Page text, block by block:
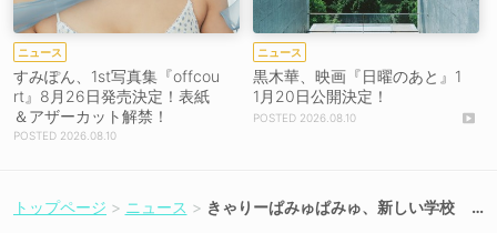
ニュース
すみぽん、1st写真集『offcou
rt』8月26日発売決定！表紙
＆アザーカット解禁！
2026.08.10
ニュース
黒木華、映画『日曜のあと』1
1月20日公開決定！
2026.08.10
トップページ ニュース
きゃりーぱみゅぱみゅ、新しい学校